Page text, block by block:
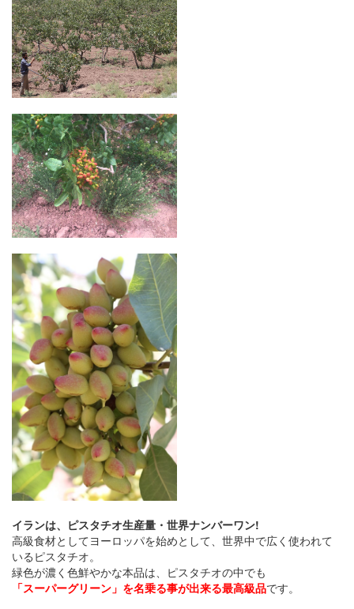
イランは、ピスタチオ生産量・世界ナンバーワン!
高級食材としてヨーロッパを始めとして、世界中で広く使われて
いるピスタチオ。
緑色が濃く色鮮やかな本品は、ピスタチオの中でも
「スーパーグリーン」を名乗る事が出来る最高級品です。